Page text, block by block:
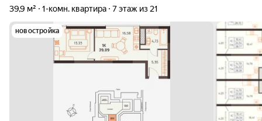
39,9 м²
1-комн. квартира 7 этаж из 21
новостройка